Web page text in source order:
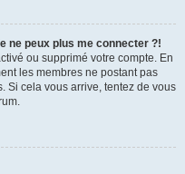
ne peux plus me connecter ?!
ou supprimé votre compte. En
les membres ne postant pas
Si cela vous arrive, tentez de vous